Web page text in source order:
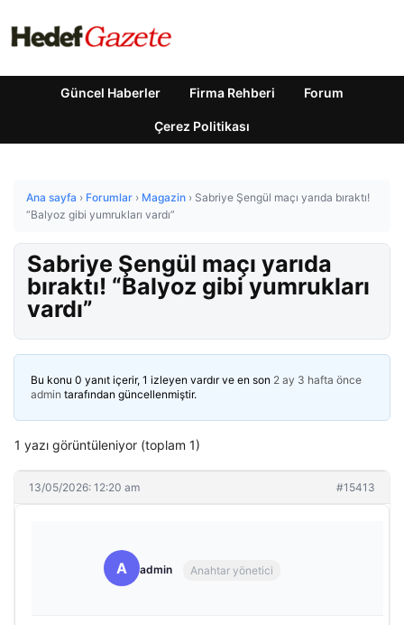
Güncel Haberler Firma Rehberi Forum
Çerez Politikası
Ana sayfa › Forumlar › Magazin › Sabriye Şengül maçı yarıda bıraktı!
“Balyoz gibi yumrukları vardı”
Sabriye Şengül maçı yarıda
bıraktı! “Balyoz gibi yumrukları
vardı”
Bu konu 0 yanıt içerir, 1 izleyen vardır ve en son 2 ay 3 hafta önce
admin tarafından güncellenmiştir.
1 yazı görüntüleniyor (toplam 1)
13/05/2026: 12:20 am #15413
A admin Anahtar yönetici